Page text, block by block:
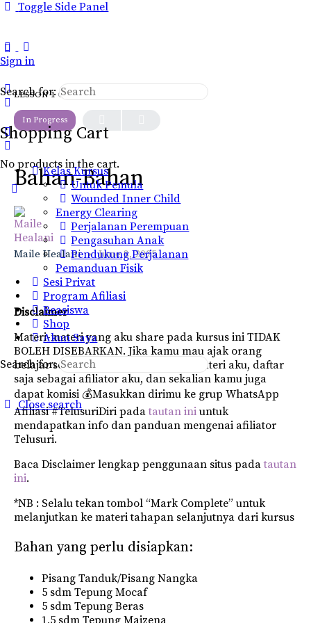
Toggle Side Panel
Sign in
Shopping Cart
No products in the cart.
Search for:
Kelas Kursus
Untuk Pemula
Wounded Inner Child
Energy Clearing
Perjalanan Perempuan
Pengasuhan Anak
Pendukung Perjalanan
Pemanduan Fisik
Sesi Privat
Program Afiliasi
Beasiswa
Shop
Akun Saya
Search for:
Close search
LESSON 1 OF 0
In Progress
Bahan-Bahan
Maile Healani June 8, 2025
Disclaimer
Materi-materi yang aku share pada kursus ini TIDAK
BOLEH DISEBARKAN. Jika kamu mau ajak orang
belajar self healing dengan materi-materi aku, daftar
saja sebagai afiliator aku, dan sekalian kamu juga
dapat komisi 💰Masukkan dirimu ke grup WhatsApp
Afiliasi #TelusuriDiri padatautan ini untuk
mendapatkan info dan panduan mengenai afiliator
Telusuri.
Baca Disclaimer lengkap penggunaan situs padatautan
ini.
*NB : Selalu tekan tombol “Mark Complete” untuk
melanjutkan ke materi tahapan selanjutnya dari kursus
Bahan yang perlu disiapkan:
Pisang Tanduk/Pisang Nangka
5 sdm Tepung Mocaf
5 sdm Tepung Beras
1,5 sdm Tepung Maizena